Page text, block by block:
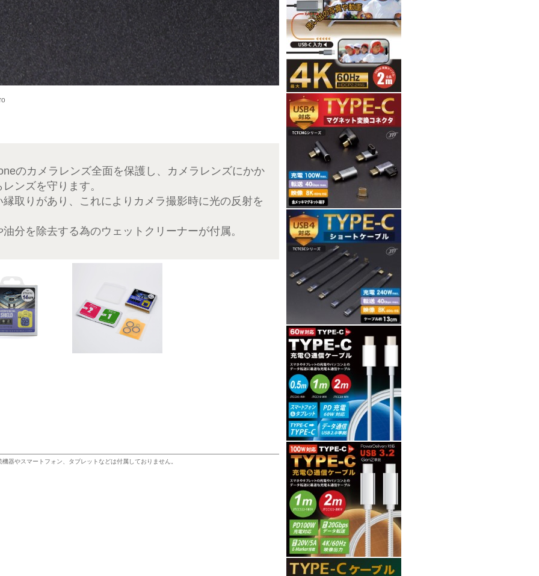
のカメラレンズ全面を保護し、カメラレンズにかか
ンズを守ります。
取りがあり、これによりカメラ撮影時に光の反射を
分を除去する為のウェットクリーナーが付属。
器やスマートフォン、タブレットなどは付属しておりません。